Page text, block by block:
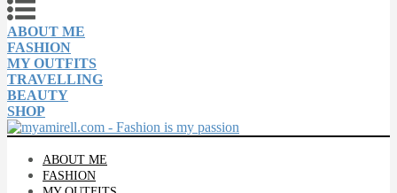
ABOUT ME
FASHION
MY OUTFITS
TRAVELLING
BEAUTY
SHOP
ABOUT ME
FASHION